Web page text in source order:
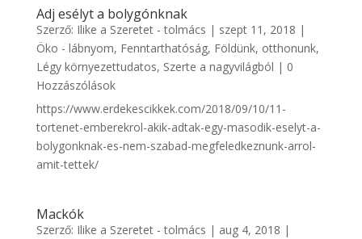
Adj esélyt a bolygónknak
Szerző: Ilike a Szeretet - tolmács | szept 11, 2018 |
Öko - lábnyom, Fenntarthatóság, Földünk, otthonunk,
Légy környezettudatos, Szerte a nagyvilágból | 0
Hozzászólások
https://www.erdekescikkek.com/2018/09/10/11-
tortenet-emberekrol-akik-adtak-egy-masodik-eselyt-a-
bolygonknak-es-nem-szabad-megfeledkeznunk-arrol-
amit-tettek/
Mackók
Szerző: Ilike a Szeretet - tolmács | aug 4, 2018 |